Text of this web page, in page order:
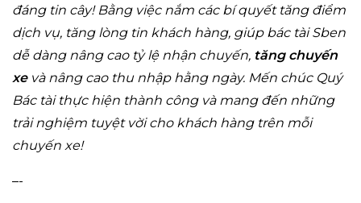
đáng tin cây! Bằng việc nắm các bí quyết tăng điểm
dịch vụ, tăng lòng tin khách hàng, giúp bác tài Sben
dễ dàng nâng cao tỷ lệ nhận chuyến, tăng chuyến
xevà nâng cao thu nhập hằng ngày. Mến chúc Quý
Bác tài thực hiện thành công và mang đến những
trải nghiệm tuyệt vời cho khách hàng trên mỗi
chuyến xe!
–-